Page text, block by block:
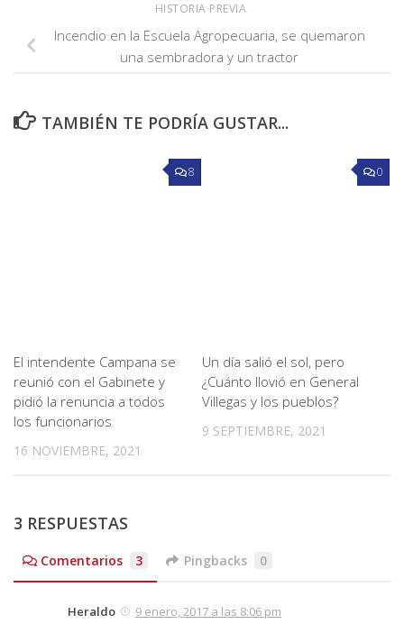
HISTORIA PREVIA
Incendio en la Escuela Agropecuaria, se quemaron
una sembradora y un tractor
TAMBIÉN TE PODRÍA GUSTAR...
8
El intendente Campana se
reunió con el Gabinete y
pidió la renuncia a todos
los funcionarios
16 NOVIEMBRE, 2021
0
Un día salió el sol, pero
¿Cuánto llovió en General
Villegas y los pueblos?
9 SEPTIEMBRE, 2021
3 RESPUESTAS
Comentarios 3 Pingbacks 0
Heraldo
9 enero, 2017 a las 8:06 pm